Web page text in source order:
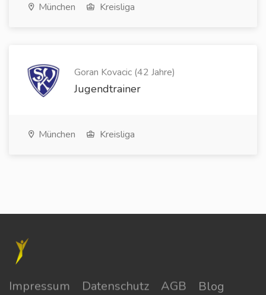
München Kreisliga
Goran Kovacic (42 Jahre)
Jugendtrainer
München Kreisliga
Impressum Datenschutz AGB
Blog